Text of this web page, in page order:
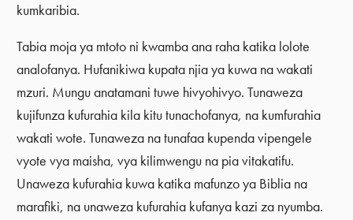
kumkaribia.
Tabia moja ya mtoto ni kwamba ana raha katika lolote
analofanya. Hufanikiwa kupata njia ya kuwa na wakati
mzuri. Mungu anatamani tuwe hivyohivyo. Tunaweza
kujifunza kufurahia kila kitu tunachofanya, na kumfurahia
wakati wote. Tunaweza na tunafaa kupenda vipengele
vyote vya maisha, vya kilimwengu na pia vitakatifu.
Unaweza kufurahia kuwa katika mafunzo ya Biblia na
marafiki, na unaweza kufurahia kufanya kazi za nyumba.